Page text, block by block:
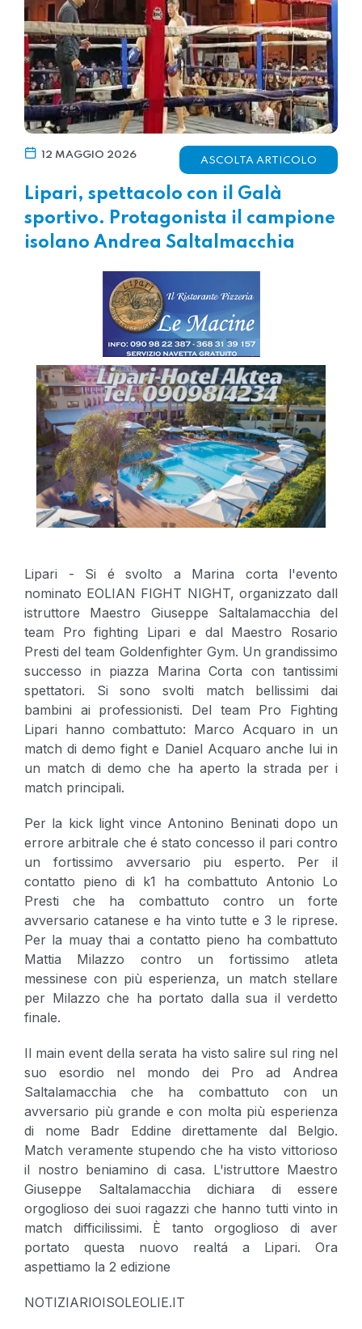
12 MAGGIO 2026
ASCOLTA ARTICOLO
Lipari, spettacolo con il Galà
sportivo. Protagonista il campione
isolano Andrea Saltalmacchia
Lipari - Si é svolto a Marina corta l'evento
nominato EOLIAN FIGHT NIGHT, organizzato dall
istruttore Maestro Giuseppe Saltalamacchia del
team Pro fighting Lipari e dal Maestro Rosario
Presti del team Goldenfighter Gym. Un grandissimo
successo in piazza Marina Corta con tantissimi
spettatori. Si sono svolti match bellissimi dai
bambini ai professionisti. Del team Pro Fighting
Lipari hanno combattuto: Marco Acquaro in un
match di demo fight e Daniel Acquaro anche lui in
un match di demo che ha aperto la strada per i
match principali.
Per la kick light vince Antonino Beninati dopo un
errore arbitrale che é stato concesso il pari contro
un fortissimo avversario piu esperto. Per il
contatto pieno di k1 ha combattuto Antonio Lo
Presti che ha combattuto contro un forte
avversario catanese e ha vinto tutte e 3 le riprese.
Per la muay thai a contatto pieno ha combattuto
Mattia Milazzo contro un fortissimo atleta
messinese con più esperienza, un match stellare
per Milazzo che ha portato dalla sua il verdetto
finale.
Il main event della serata ha visto salire sul ring nel
suo esordio nel mondo dei Pro ad Andrea
Saltalamacchia che ha combattuto con un
avversario più grande e con molta più esperienza
di nome Badr Eddine direttamente dal Belgio.
Match veramente stupendo che ha visto vittorioso
il nostro beniamino di casa. L'istruttore Maestro
Giuseppe Saltalamacchia dichiara di essere
orgoglioso dei suoi ragazzi che hanno tutti vinto in
match difficilissimi. È tanto orgoglioso di aver
portato questa nuovo realtá a Lipari. Ora
aspettiamo la 2 edizione
NOTIZIARIOISOLEOLIE.IT